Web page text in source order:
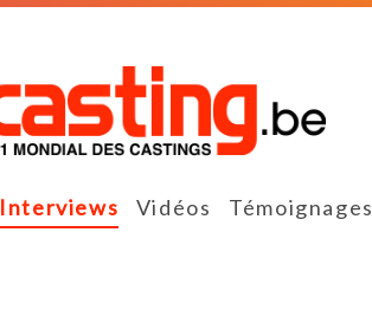
Interviews Vidéos Témoignages